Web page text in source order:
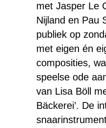
met Jasper Le
Nijland en Pau
publiek op
met eigen én
composities,
speelse ode
van Lisa Böll
Bäckerei’. De